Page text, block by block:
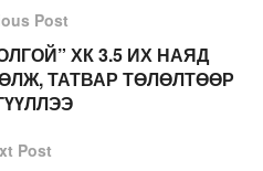
Post
ХК 3.5 ИХ НАЯД
ТАТВАР ТӨЛӨЛТӨӨР
Post